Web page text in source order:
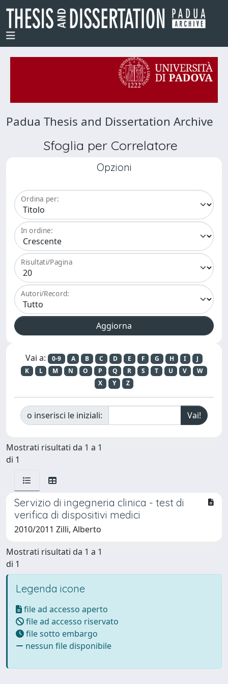
Padua Thesis and Dissertation Archive
Sfoglia per Correlatore
Opzioni
Ordina per:
In ordine:
Risultati/Pagina
Autori/Record:
Vai a: 0-9 A B C D E F G H I
J
K
L M N O P Q R S T U V
W
X
Y Z
o inserisci le iniziali:
Mostrati risultati da 1 a 1
di 1
Servizio di ingegneria clinica - test di
verifica di dispositivi medici
2010/2011 Zilli, Alberto
Mostrati risultati da 1 a 1
di 1
Legenda icone
file ad accesso aperto
file ad accesso riservato
file sotto embargo
nessun file disponibile